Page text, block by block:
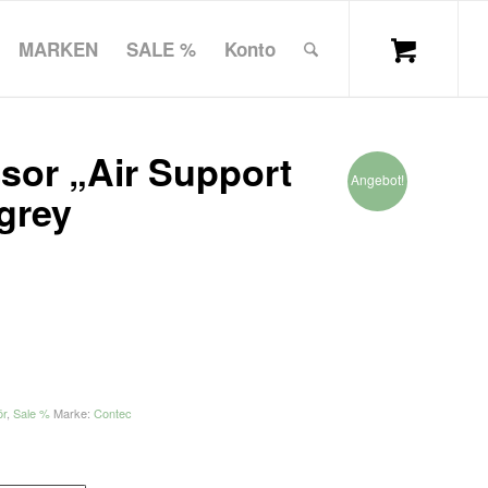
MARKEN SALE % Konto
Angebot!
„Air Support
,Sale % Marke:Contec